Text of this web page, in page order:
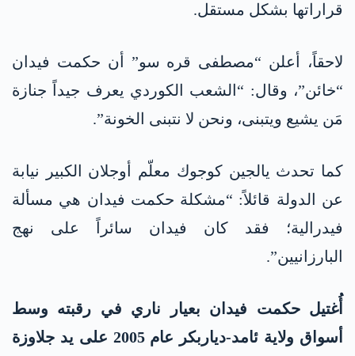
قراراتها بشكل مستقل.
لاحقاً، أعلن “مصطفى قره سو” أن حكمت فيدان
“خائن”، وقال: “الشعب الكوردي يعرف جيداً جنازة
مَن يشيع ويتبنى، ونحن لا نتبنى الخونة”.
كما تحدث يالجين كوجوك معلّم أوجلان الكبير نيابة
عن الدولة قائلاً: “مشكلة حكمت فيدان هي مسألة
فيدرالية؛ فقد كان فيدان سائراً على نهج
البارزانيين”.
أُغتيل حكمت فيدان بعيار ناري في رقبته وسط
أسواق ولاية ئامد-دياربكر عام 2005 على يد جلاوزة